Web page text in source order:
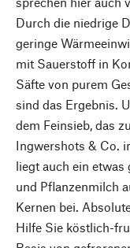
Durch die niedrige
geringe
mit Sauerstoff in
Säfte von purem
sind das Ergebnis.
dem Feinsieb, das
Ingwershots & Co.
liegt auch ein
und Pflanzenmilch
Kernen bei.
Hilfe Sie köstlich-